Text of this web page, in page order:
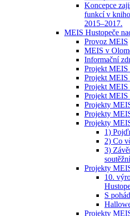
Koncepce
funkcí v
2015–2017.
MEIS Hustopeče
Provoz MEIS
MEIS v
Informační
Projekt MEIS
Projekt MEIS
Projekt MEIS
Projekt MEIS
Projekty
Projekty
Projekty
1)
2) Co
3)
Projekty
10.
S
Projekty